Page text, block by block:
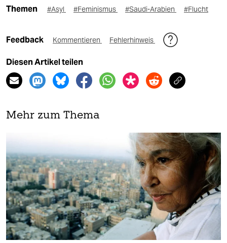
Themen #Asyl #Feminismus #Saudi-Arabien #Flucht
Feedback Kommentieren Fehlerhinweis
Diesen Artikel teilen
Mehr zum Thema